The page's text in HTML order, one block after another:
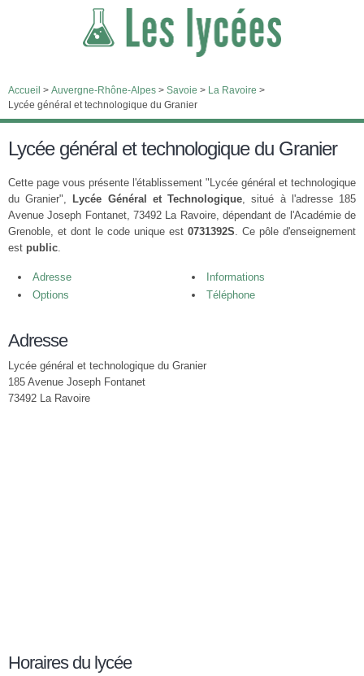
Accueil > Auvergne-Rhône-Alpes > Savoie > La Ravoire >
Lycée général et technologique du Granier
Lycée général et technologique du Granier
Cette page vous présente l'établissement "Lycée général et technologique
du Granier",
Lycée Général et Technologique, situé à l'adresse 185
Avenue Joseph Fontanet, 73492 La Ravoire, dépendant de l'Académie de
Grenoble, et dont le code unique est 0731392S. Ce pôle d'enseignement
est public.
Adresse
Informations
Options
Téléphone
Adresse
Lycée général et technologique du Granier
185 Avenue Joseph Fontanet
73492 La Ravoire
Horaires du lycée